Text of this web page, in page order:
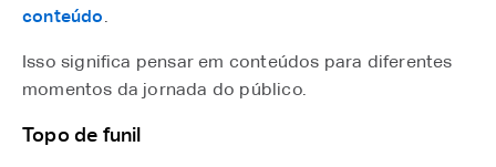
conteúdo⁠.
Isso significa pensar em conteúdos para diferentes
momentos da jornada do público.
Topo de funil